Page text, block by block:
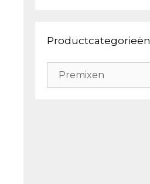
Productcategorieën